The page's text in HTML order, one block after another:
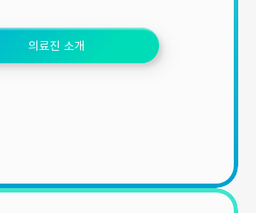
의료진 소개